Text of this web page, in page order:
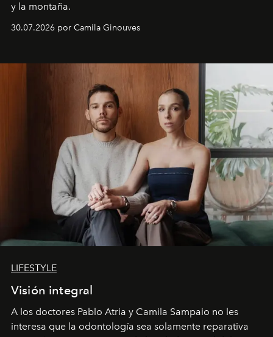
y la montaña.
30.07.2026 por Camila Ginouves
LIFESTYLE
Visión integral
A los doctores Pablo Atria y Camila Sampaio no les
interesa que la odontología sea solamente reparativa